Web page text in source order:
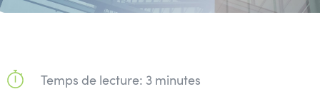
Temps de lecture: 3 minutes